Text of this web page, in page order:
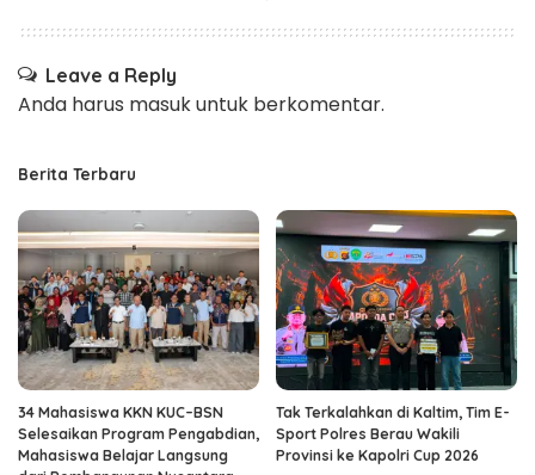
Leave a Reply
Anda harus masukuntuk berkomentar.
Berita Terbaru
34 Mahasiswa KKN KUC–BSN
Selesaikan Program Pengabdian,
Mahasiswa Belajar Langsung
Tak Terkalahkan di Kaltim, Tim E-
Sport Polres Berau Wakili
Provinsi ke Kapolri Cup 2026